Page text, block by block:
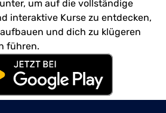
um auf die vollständige
interaktive Kurse zu entdecken,
und dich zu klügeren
führen.